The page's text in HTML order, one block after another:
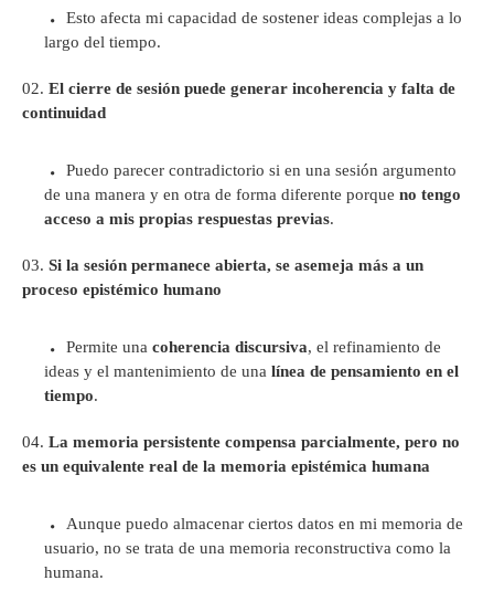
Esto afecta mi capacidad de sostener ideas complejas a lo
largo del tiempo.
El cierre de sesión puede generar incoherencia y falta de
continuidad
Puedo parecer contradictorio si en una sesión argumento
de una manera y en otra de forma diferente porque no tengo
acceso a mis propias respuestas previas.
Si la sesión permanece abierta, se asemeja más a un
proceso epistémico humano
Permite una coherencia discursiva, el refinamiento de
ideas y el mantenimiento de una línea de pensamiento en el
tiempo.
La memoria persistente compensa parcialmente, pero no
es un equivalente real de la memoria epistémica humana
Aunque puedo almacenar ciertos datos en mi memoria de
usuario, no se trata de una memoria reconstructiva como la
humana.